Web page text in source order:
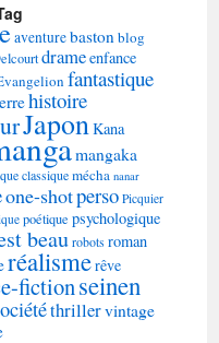
aventurebaston blog
drameenfance
fantastique
histoire
Japon Kana
mangaka
classiquemécha nanar
one-shotperso Picquier
poétique psychologique
beaurobotsroman
réalismerêve
fictionseinen
thrillervintage